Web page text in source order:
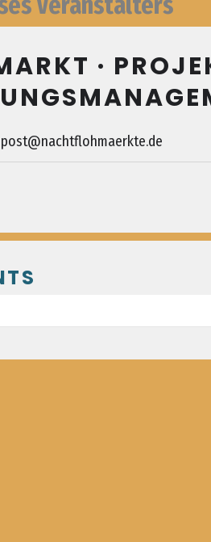
FÜR AUGUST 2026
·
post@nachtflohmaerkte.de